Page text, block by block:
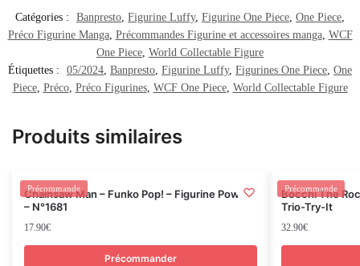
Catégories : Banpresto, Figurine Luffy, Figurine One Piece, One Piece,
Préco Figurine Manga, Précommandes Figurine et accessoires manga, WCF
One Piece, World Collectable Figure
Étiquettes :
05/2024, Banpresto, Figurine Luffy, Figurines One Piece, One
Piece, Préco, Préco Figurines, WCF One Piece, World Collectable Figure
Produits similaires
Précommande
Chainsaw Man – Funko Pop! – Figurine Power
– N°1681
17.90€
Précommander
Précommande
Bocchi The
Trio-Try-It
32.90€